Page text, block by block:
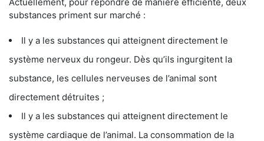
substances priment sur marché :
Il y a les substances qui atteignent directement le
système nerveux du rongeur. Dès qu’ils ingurgitent la
substance, les cellules nerveuses de l’animal sont
directement détruites ;
Il y a les substances qui atteignent directement le
système cardiaque de l’animal. La consommation de la